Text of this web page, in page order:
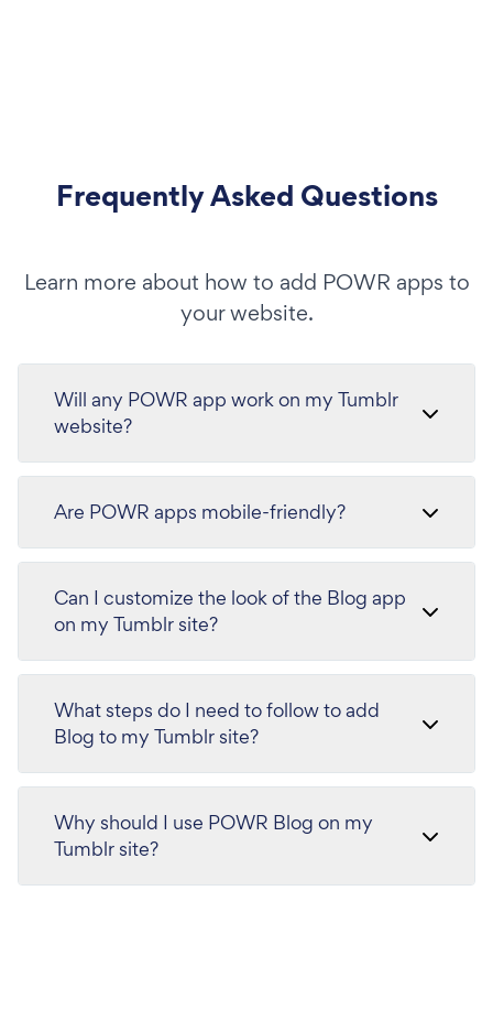
Frequently Asked Questions
Learn more about how to add POWR apps to
your website.
Will any POWR app work on my Tumblr
website?
Are POWR apps mobile-friendly?
Can I customize the look of the Blog app
on my Tumblr site?
What steps do I need to follow to add
Blog to my Tumblr site?
Why should I use POWR Blog on my
Tumblr site?